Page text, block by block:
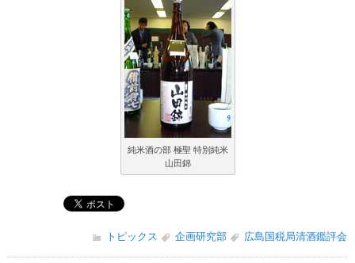
純米酒の部 極聖 特別純米
山田錦
トピックス 企画研究部 広島国税局清酒鑑評会